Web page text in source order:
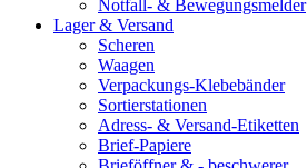
Notfall- & Bewegungsmelder
Lager & Versand
Scheren
Waagen
Verpackungs-Klebebänder
Sortierstationen
Adress- & Versand-Etiketten
Brief-Papiere